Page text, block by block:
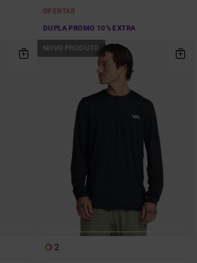
OFERTAS
DUPLA PROMO 10% EXTRA
NOVO PRODUTO
2